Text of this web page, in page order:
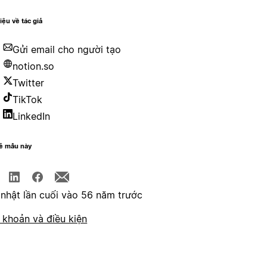
về tác giả
Gửi email cho người tạo
notion.so
Twitter
TikTok
LinkedIn
mẫu này
lần cuối vào 56 năm trước
và điều kiện